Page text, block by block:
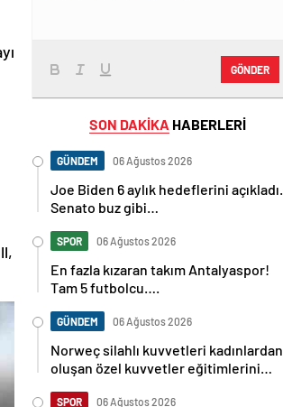
GÖNDER
SON DAKİKA HABERLERİ
GÜNDEM 06 Ağustos 2026
Joe Biden 6 aylık hedeflerini açıkladı.
Senato buz gibi…
SPOR 06 Ağustos 2026
En fazla kızaran takım Antalyaspor!
Tam 5 futbolcu….
GÜNDEM 06 Ağustos 2026
Norweç silahlı kuvvetleri kadınlardan
oluşan özel kuvvetler eğitimlerini
SPOR 06 Ağustos 2026